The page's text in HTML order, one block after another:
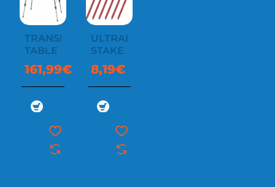
TRANSIT
TABLE
161,99€
ULTRALITE
STAKE
8,19€